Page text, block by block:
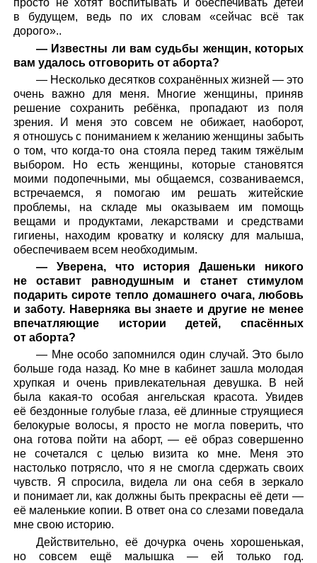
просто не хотят воспитывать и обеспечивать детей
в будущем, ведь по их словам «сейчас всё так
дорого»..
— Известны ли вам судьбы женщин, которых
вам удалось отговорить от аборта?
— Несколько десятков сохранённых жизней — это
очень важно для меня. Многие женщины, приняв
решение сохранить ребёнка, пропадают из поля
зрения. И меня это совсем не обижает, наоборот,
я отношусь с пониманием к желанию женщины забыть
о том, что когда-то она стояла перед таким тяжёлым
выбором. Но есть женщины, которые становятся
моими подопечными, мы общаемся, созваниваемся,
встречаемся, я помогаю им решать житейские
проблемы, на складе мы оказываем им помощь
вещами и продуктами, лекарствами и средствами
гигиены, находим кроватку и коляску для малыша,
обеспечиваем всем необходимым.
— Уверена, что история Дашеньки никого
не оставит равнодушным и станет стимулом
подарить сироте тепло домашнего очага, любовь
и заботу. Наверняка вы знаете и другие не менее
впечатляющие истории детей, спасённых
от аборта?
— Мне особо запомнился один случай. Это было
больше года назад. Ко мне в кабинет зашла молодая
хрупкая и очень привлекательная девушка. В ней
была какая-то особая ангельская красота. Увидев
её бездонные голубые глаза, её длинные струящиеся
белокурые волосы, я просто не могла поверить, что
она готова пойти на аборт, — её образ совершенно
не сочетался с целью визита ко мне. Меня это
настолько потрясло, что я не смогла сдержать своих
чувств. Я спросила, видела ли она себя в зеркало
и понимает ли, как должны быть прекрасны её дети —
её маленькие копии. В ответ она со слезами поведала
мне свою историю.
Действительно, её дочурка очень хорошенькая,
но совсем ещё малышка — ей только год.